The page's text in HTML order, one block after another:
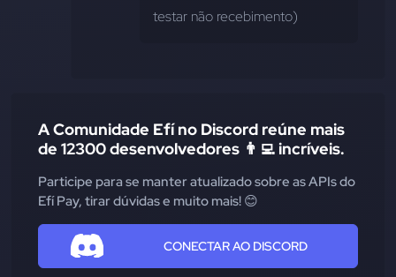
testar não recebimento)
A Comunidade Efí no Discord reúne mais
de 12300 desenvolvedores 👨‍💻 incríveis.
Participe para se manter atualizado sobre as APIs do
Efí Pay, tirar dúvidas e muito mais! 😊
CONECTAR AO DISCORD